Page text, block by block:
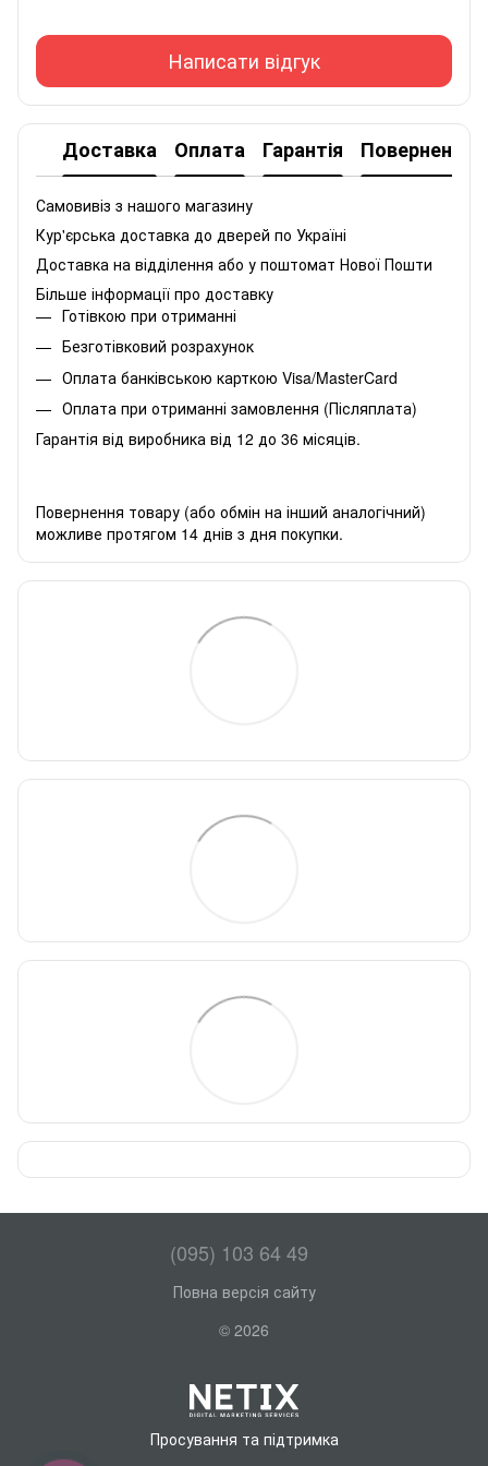
Написати відгук
Доставка Оплата Гарантія Повернення
Самовивіз з нашого магазину
Кур'єрська доставка до дверей по Україні
Доставка на відділення або у поштомат Нової Пошти
Більше інформації про доставку
Готівкою при отриманні
Безготівковий розрахунок
Оплата банківською карткою Visa/MasterCard
Оплата при отриманні замовлення (Післяплата)
Гарантія від виробника від 12 до 36 місяців.
Повернення товару (або обмін на інший аналогічний)
можливе протягом 14 днів з дня покупки.
(095) 103 64 49
Повна версія сайту
© 2026
Просування та підтримка